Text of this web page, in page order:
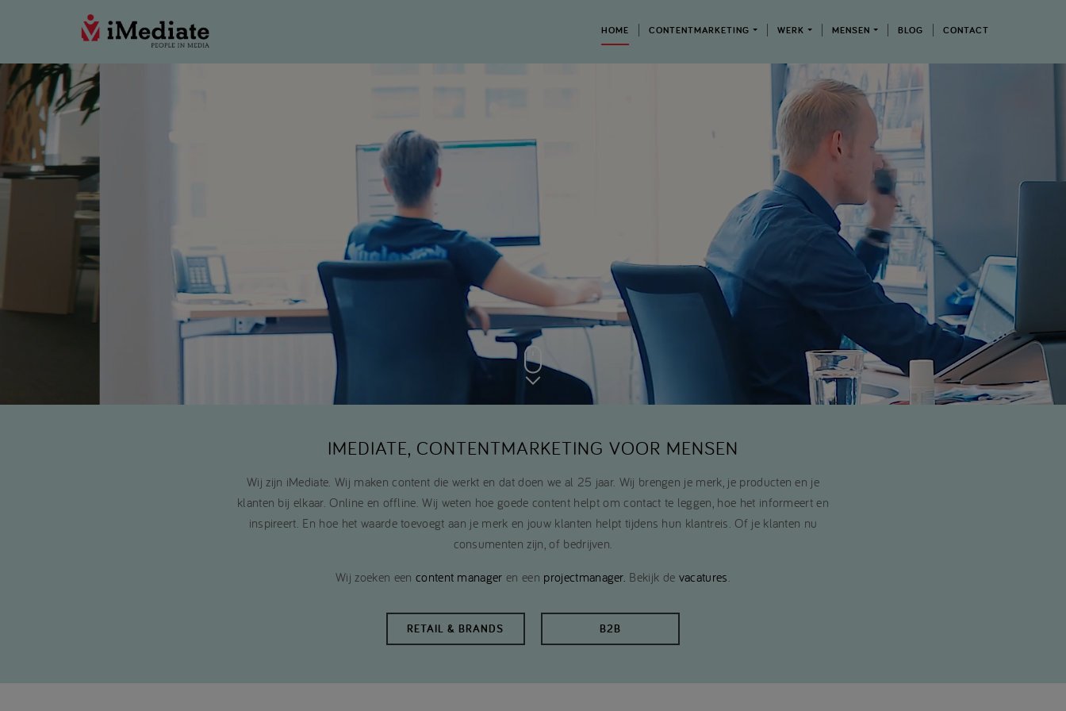
HOME CONTENTMARKETING WERK MENSEN BLOG CONTACT
IMEDIATE, CONTENTMARKETING VOOR MENSEN
Wij zijn iMediate. Wij maken content die werkt en dat doen we al 25 jaar. Wij brengen je merk, je producten en je
klanten bij elkaar. Online en offline. Wij weten hoe goede content helpt om contact te leggen, hoe het informeert en
inspireert. En hoe het waarde toevoegt aan je merk en jouw klanten helpt tijdens hun klantreis. Of je klanten nu
consumenten zijn, of bedrijven.
Wij zoeken een content manager en een projectmanager. Bekijk de vacatures.
RETAIL & BRANDS B2B